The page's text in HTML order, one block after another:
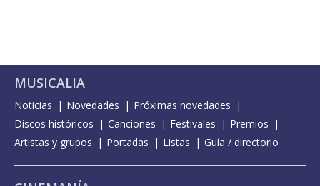
MUSICALIA
Noticias Novedades
Próximas novedades
Discos históricos
Canciones Festivales
Premios
Artistas y grupos
Portadas Listas Guía / directorio